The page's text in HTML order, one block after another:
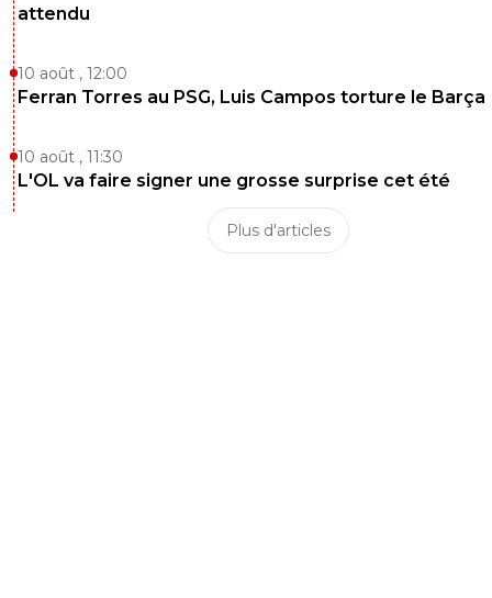
attendu
10 août , 12:00
Ferran Torres au PSG, Luis Campos torture le Barça
10 août , 11:30
L'OL va faire signer une grosse surprise cet été
Plus d'articles